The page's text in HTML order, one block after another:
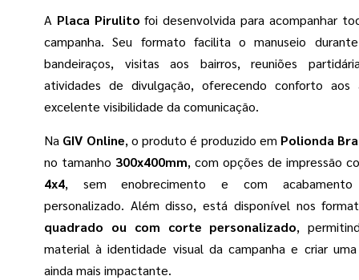
A Placa Pirulito foi desenvolvida para acompanhar
campanha. Seu formato facilita o manuseio durante
bandeiraços, visitas aos bairros, reuniões
atividades de divulgação, oferecendo conforto aos
excelente visibilidade da comunicação.
Na GIV Online, o produto é produzido em Polionda
no tamanho 300x400mm, com opções de impressão
4x4, sem enobrecimento e com
personalizado. Além disso, está disponível nos
quadrado ou com corte personalizado,
material à identidade visual da campanha e criar uma
ainda mais impactante.